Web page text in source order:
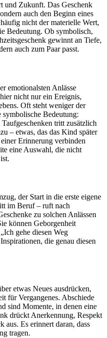
und Zukunft. Das Geschenk
auch den Beginn eines
nicht der materielle Wert,
Bedeutung. Ob symbolisch,
gewinnt an Tiefe,
auch zum Paar passt.
emotionalsten Anlässe
nicht nur ein Ereignis,
Oft steht weniger der
Bedeutung:
tritt zusätzlich
– etwas, das das Kind später
Erinnerung verbinden
eine Auswahl, die nicht
der Start in die erste eigene
im Beruf – ruft nach
zu solchen Anlässen
können Geborgenheit
gehe diesen Weg
die genau diesen
etwas Neues ausdrücken,
für Vergangenes. Abschiede
sind Momente, in denen eine
drückt Anerkennung, Respekt
Es erinnert daran, dass
tragen.